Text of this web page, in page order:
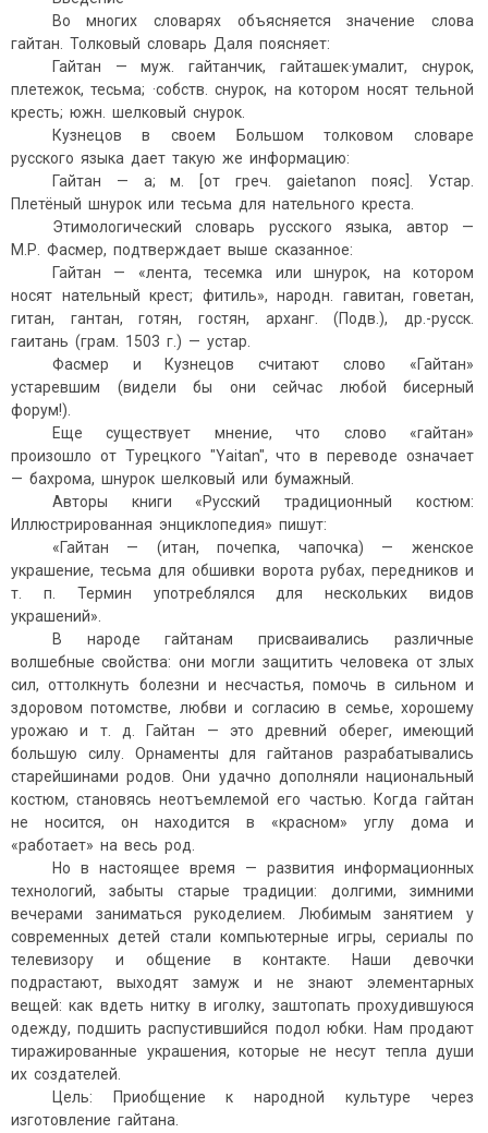
Во многих словарях объясняется значение слова
гайтан. Толковый словарь Даля поясняет:
Гайтан — муж. гайтанчик, гайташек·умалит, снурок,
плетежок, тесьма; ·собств. снурок, на котором носят тельной
кресть; южн. шелковый снурок.
Кузнецов в своем Большом толковом словаре
русского языка дает такую же информацию:
Гайтан — а; м. [от греч. gaietanon пояс]. Устар.
Плетёный шнурок или тесьма для нательного креста.
Этимологический словарь русского языка, автор —
М.Р. Фасмер, подтверждает выше сказанное:
Гайтан — «лента, тесемка или шнурок, на котором
носят нательный крест; фитиль», народн. гавитан, говетан,
гитан, гантан, готян, гостян, арханг. (Подв.), др.-русск.
гаитань (грам. 1503 г.) — устар.
Фасмер и Кузнецов считают cлово «Гайтан»
устаревшим (видели бы они сейчас любой бисерный
форум!).
Еще существует мнение, что слово «гайтан»
произошло от Турецкого "Yaitan", что в переводе означает
— бахрома, шнурок шелковый или бумажный.
Авторы книги «Русский традиционный костюм:
Иллюстрированная энциклопедия» пишут:
«Гайтан — (итан, почепка, чапочка) — женское
украшение, тесьма для обшивки ворота рубах, передников и
т. п. Термин употреблялся для нескольких видов
украшений».
В народе гайтанам присваивались различные
волшебные свойства: они могли защитить человека от злых
сил, оттолкнуть болезни и несчастья, помочь в сильном и
здоровом потомстве, любви и согласию в семье, хорошему
урожаю и т. д. Гайтан — это древний оберег, имеющий
большую силу. Орнаменты для гайтанов разрабатывались
старейшинами родов. Они удачно дополняли национальный
костюм, становясь неотъемлемой его частью. Когда гайтан
не носится, он находится в «красном» углу дома и
«работает» на весь род.
Но в настоящее время — развития информационных
технологий, забыты старые традиции: долгими, зимними
вечерами заниматься рукоделием. Любимым занятием у
современных детей стали компьютерные игры, сериалы по
телевизору и общение в контакте. Наши девочки
подрастают, выходят замуж и не знают элементарных
вещей: как вдеть нитку в иголку, заштопать прохудившуюся
одежду, подшить распустившийся подол юбки. Нам продают
тиражированные украшения, которые не несут тепла души
их создателей.
Цель: Приобщение к народной культуре через
изготовление гайтана.